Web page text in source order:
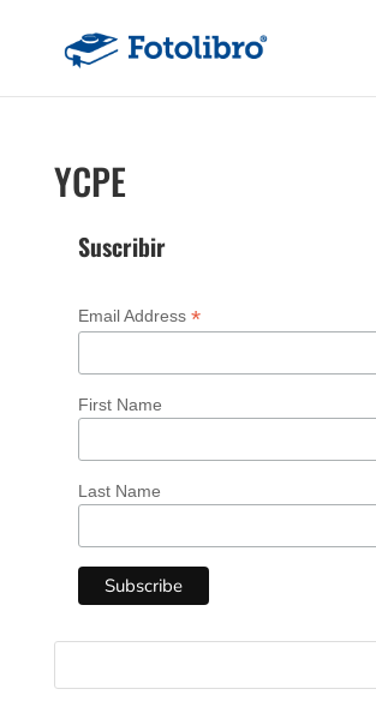
YCPE
Suscribir
Email Address *
First Name
Last Name